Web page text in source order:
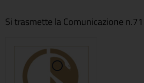
Si trasmette la Comunicazione